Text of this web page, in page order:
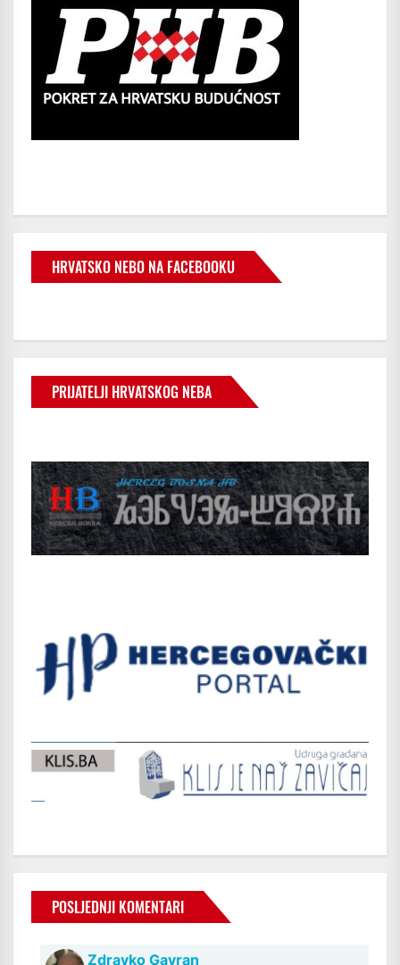
HRVATSKO NEBO NA FACEBOOKU
PRIJATELJI HRVATSKOG NEBA
POSLJEDNJI KOMENTARI
Zdravko Gavran